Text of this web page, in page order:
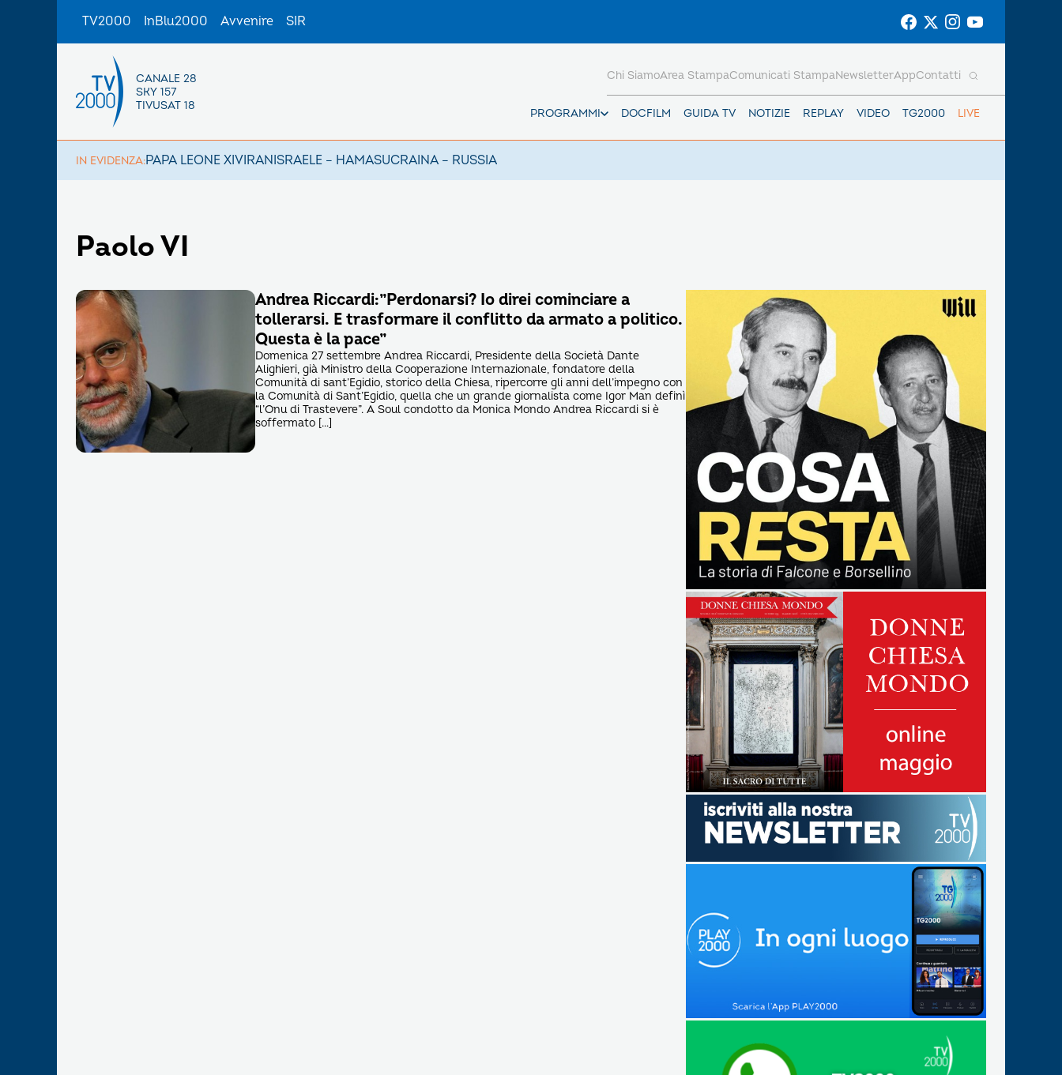
TV2000 InBlu2000 Avvenire SIR
CANALE 28
SKY 157
TIVUSAT 18
PROGRAMMI DOCFILM GUIDA TV NOTIZIE REPLAY VIDEO TG2000 LIVE
Chi SiamoArea StampaComunicati StampaNewsletterAppContatti
IN EVIDENZA:PAPA LEONE XIVIRANISRAELE – HAMASUCRAINA – RUSSIA
Paolo VI
Andrea Riccardi:”Perdonarsi? Io direi cominciare a
tollerarsi. E trasformare il conflitto da armato a politico.
Questa è la pace”
Domenica 27 settembre Andrea Riccardi, Presidente della Società Dante
Alighieri, già Ministro della Cooperazione Internazionale, fondatore della
Comunità di sant’Egidio, storico della Chiesa, ripercorre gli anni dell’impegno con
la Comunità di Sant’Egidio, quella che un grande giornalista come Igor Man definì
“l’Onu di Trastevere”. A Soul condotto da Monica Mondo Andrea Riccardi si è
soffermato […]